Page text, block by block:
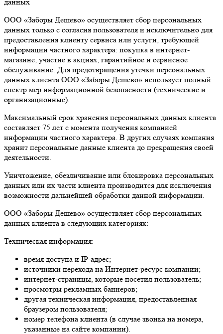
ООО «Заборы Дешево» осуществляет сбор персональных
данных только с согласия пользователя и исключительно для
предоставления клиенту сервиса или услуги, требующей
информации частного характера: покупка в интернет-
магазине, участие в акциях, гарантийное и сервисное
обслуживание. Для предотвращения утечки персональных
данных клиента ООО «Заборы Дешево» использует полный
спектр мер информационной безопасности (технические и
организационные).
Максимальный срок хранения персональных данных клиента
составляет 75 лет с момента получения компанией
информации частного характера. В других случаях компания
хранит персональные данные клиента до прекращения своей
деятельности.
Уничтожение, обезличивание или блокировка персональных
данных или их части клиента производится для исключения
возможности дальнейшей обработки данной информации.
ООО «Заборы Дешево» осуществляет сбор персональных
данных клиента в следующих категориях:
Техническая информация:
время доступа и IP-адрес;
источники перехода на Интернет-ресурс компании;
интернет-страницы, которые посетил пользователь;
просмотры рекламных баннеров;
другая техническая информация, предоставленная
браузером пользователя;
номер телефона клиента (в случае звонка на номера,
указанные на сайте компании).